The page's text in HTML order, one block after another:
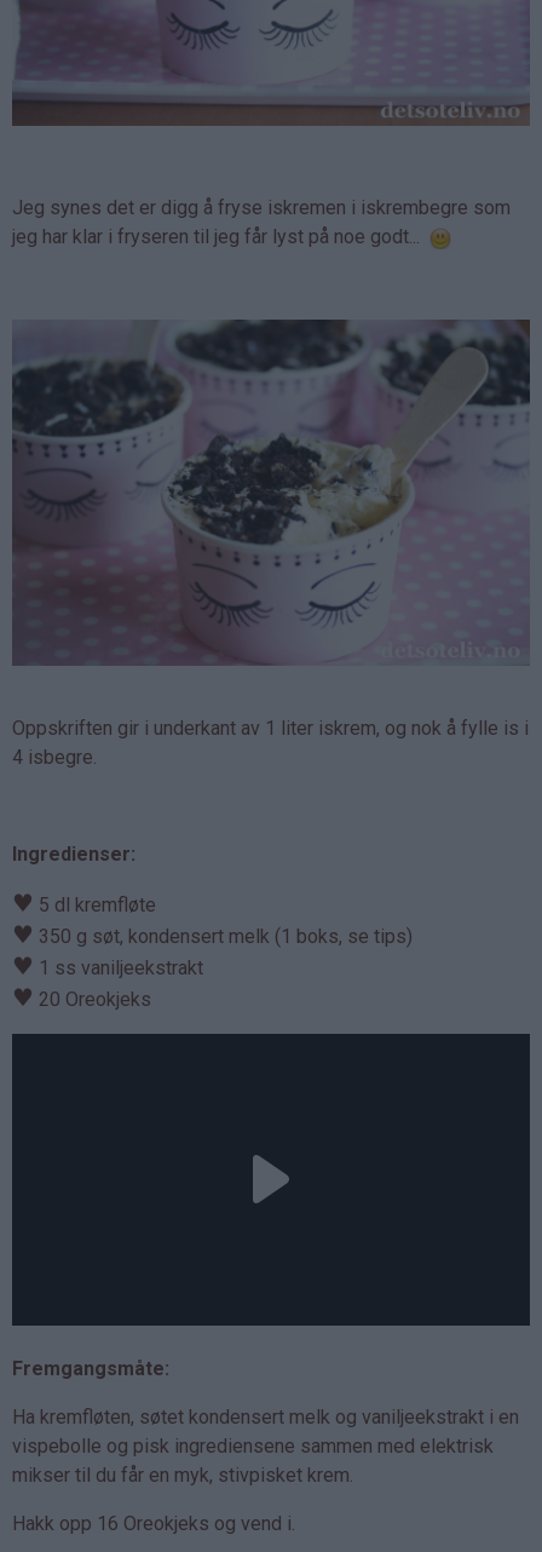
Jeg synes det er digg å fryse iskremen i iskrembegre som
jeg har klar i fryseren til jeg får lyst på noe godt...
Oppskriften gir i underkant av 1 liter iskrem, og nok å fylle is i
4 isbegre.
Ingredienser:
♥ 5 dl kremfløte
♥ 350 g søt, kondensert melk (1 boks, se tips)
♥ 1 ss vaniljeekstrakt
♥ 20 Oreokjeks
Fremgangsmåte:
Ha kremfløten, søtet kondensert melk og vaniljeekstrakt i en
vispebolle og pisk ingrediensene sammen med elektrisk
mikser til du får en myk, stivpisket krem.
Hakk opp 16 Oreokjeks og vend i.